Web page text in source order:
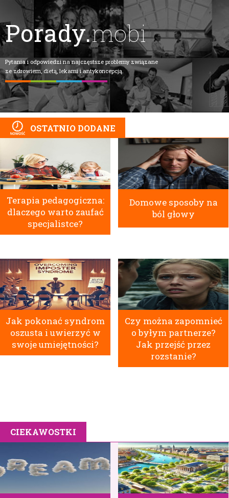
Porady.mobi
Pytania i odpowiedzi na najczęstsze problemy związane
ze zdrowiem, dietą, lekami i antykoncepcją.
OSTATNIO DODANE
Terapia pedagogiczna:
dlaczego warto zaufać
specjalistce?
Domowe sposoby na
ból głowy
Jak pokonać syndrom
oszusta i uwierzyć w
swoje umiejętności?
Czy można zapomnieć
o byłym partnerze?
Jak przejść przez
rozstanie?
CIEKAWOSTKI